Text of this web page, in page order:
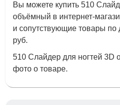
Вы можете купить 510
объёмный в интернет-
и сопутствующие товары по
руб.
510 Слайдер для ногтей 3D
фото о товаре.